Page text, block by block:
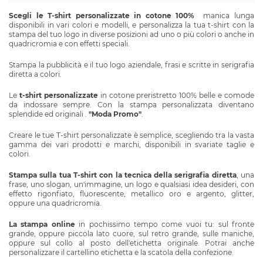
Polo manica corta
Polo manica lunga
T-shirt personalizzate RomiandCo Fashion T-shirt
T-shirt personalizzate Green fashion
T-shirt moda personalizzate
GADGET PERSONALIZZATI
AGENDE PERSONALIZZATE 2027
CALENDARI PERSONALIZZATI 2027
SHOPPER PERSONALIZZATE CON LOGO
Scegli le T-shirt personalizzate in cotone 100% manica lunga
disponibili in vari colori e modelli, e personalizza la tua t-shirt con la
stampa del tuo logo in diverse posizioni ad uno o più colori o anche in
quadricromia e con effetti speciali.
Stampa la pubblicità e il tuo logo aziendale, frasi e scritte in serigrafia
diretta a colori.
Le t-shirt personalizzatein cotone preristretto 100% belle e comode
da indossare sempre. Con la stampa personalizzata diventano
splendide ed originali . "Moda Promo".
Creare le tue T-shirt personalizzate è semplice, scegliendo tra la vasta
gamma dei vari prodotti e marchi, disponibili in svariate taglie e
colori.
Stampa sulla tua T-shirt con la tecnica della serigrafia diretta, una
frase, uno slogan, un'immagine, un logo e qualsiasi idea desideri, con
effetto rigonfiato, fluorescente, metallico oro e argento, glitter,
oppure una quadricromia.
La stampa onlinein pochissimo tempo come vuoi tu: sul fronte
grande, oppure piccola lato cuore, sul retro grande, sulle maniche,
oppure sul collo al posto dell'etichetta originale. Potrai anche
personalizzare il cartellino etichetta e la scatola della confezione.